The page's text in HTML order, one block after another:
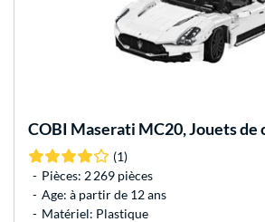
COBI Maserati MC20, Jouets
(1)
Pièces: 2 269 pièces
Age: à partir de 12 ans
Matériel: Plastique